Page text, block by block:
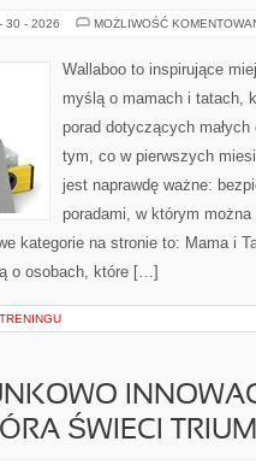
30 - 2026 MOŻLIWOŚĆ
Wallaboo to inspirujące
myślą o mamach i tatach,
porad dotyczących
tym, co w pierwszych
jest naprawdę ważne:
poradami, w którym
kategorie na stronie to: Mama i
o osobach, które […]
ŚWIECI